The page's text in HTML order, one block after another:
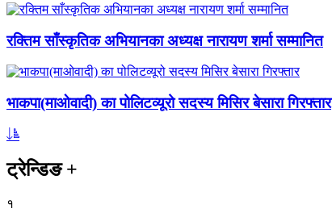
रक्तिम साँस्कृतिक अभियानका अध्यक्ष नारायण शर्मा सम्मानित
भाकपा(माओवादी) का पोलिटव्यूरो सदस्य मिसिर बेसारा गिरफ्तार
ट्रेन्डिङ+
१